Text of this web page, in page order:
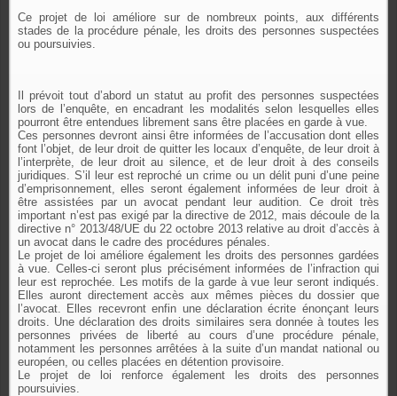
Ce projet de loi améliore sur de nombreux points, aux différents
stades de la procédure pénale, les droits des personnes suspectées
ou poursuivies.
Il prévoit tout d’abord un statut au profit des personnes suspectées
lors de l’enquête, en encadrant les modalités selon lesquelles elles
pourront être entendues librement sans être placées en garde à vue.
Ces personnes devront ainsi être informées de l’accusation dont elles
font l’objet, de leur droit de quitter les locaux d’enquête, de leur droit à
l’interprète, de leur droit au silence, et de leur droit à des conseils
juridiques. S’il leur est reproché un crime ou un délit puni d’une peine
d’emprisonnement, elles seront également informées de leur droit à
être assistées par un avocat pendant leur audition. Ce droit très
important n’est pas exigé par la directive de 2012, mais découle de la
directive n° 2013/48/UE du 22 octobre 2013 relative au droit d’accès à
un avocat dans le cadre des procédures pénales.
Le projet de loi améliore également les droits des personnes gardées
à vue. Celles-ci seront plus précisément informées de l’infraction qui
leur est reprochée. Les motifs de la garde à vue leur seront indiqués.
Elles auront directement accès aux mêmes pièces du dossier que
l’avocat. Elles recevront enfin une déclaration écrite énonçant leurs
droits. Une déclaration des droits similaires sera donnée à toutes les
personnes privées de liberté au cours d’une procédure pénale,
notamment les personnes arrêtées à la suite d’un mandat national ou
européen, ou celles placées en détention provisoire.
Le projet de loi renforce également les droits des personnes
poursuivies.